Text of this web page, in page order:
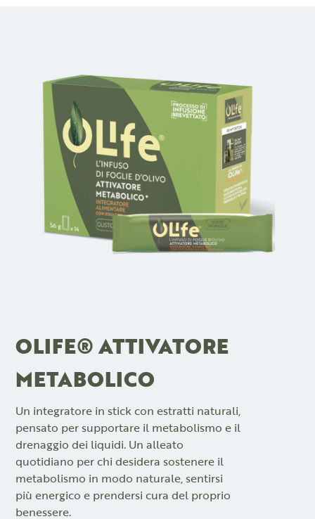
OLIFE® ATTIVATORE
METABOLICO
Un integratore in stick con estratti naturali,
pensato per supportare il metabolismo e il
drenaggio dei liquidi. Un alleato
quotidiano per chi desidera sostenere il
metabolismo in modo naturale, sentirsi
più energico e prendersi cura del proprio
benessere.